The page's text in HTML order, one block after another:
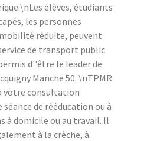
élèves, étudiants
les personnes
réduite, peuvent
de transport public
d''être le leader de
Manche 50. \nTPMR
votre consultation
de rééducation ou à
à domicile ou au travail. Il
à la crèche, à